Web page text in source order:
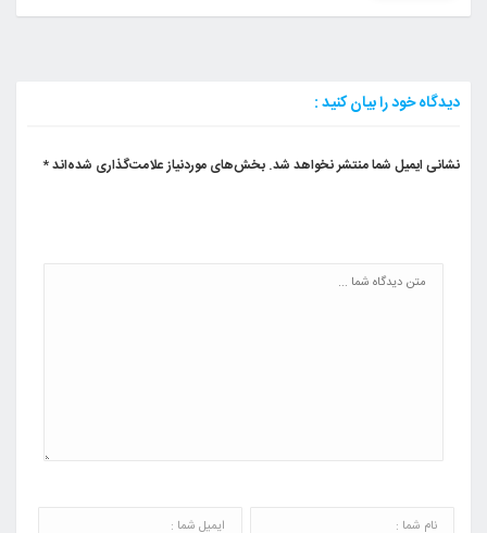
دیدگاه خود را بیان کنید :
نشانی ایمیل شما منتشر نخواهد شد. بخش‌های موردنیاز علامت‌گذاری شده‌اند*